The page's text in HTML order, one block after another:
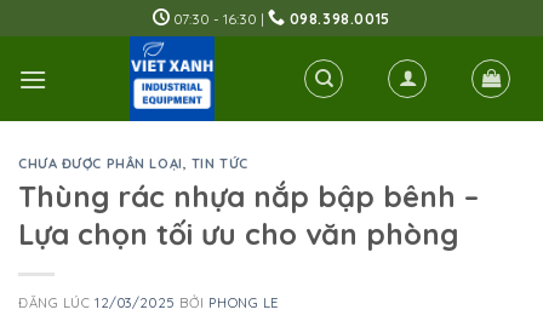
to
content
07:30 - 16:30 | 098.398.0015
CHƯA ĐƯỢC PHÂN LOẠI, TIN TỨC
Thùng rác nhựa nắp bập bênh –
Lựa chọn tối ưu cho văn phòng
ĐĂNG LÚC12/03/2025 BỞI PHONG LE